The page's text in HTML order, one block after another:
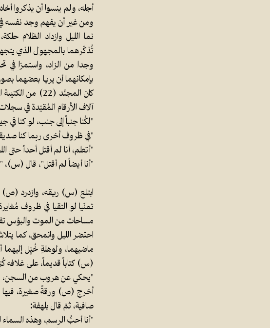
أجله، ولم ينسوا أن يذكروا
ومن غير أن يفهم وجد نفسه
نما الليل وازداد الظلام
تُذكّرهما بالمجهول الذي
وجدا من الزاد، واستمرّا في
كان المجنّد
آلاف الأرقام المُقيّدة في
"لكُنا جنباً إلى جنب، لو كنا
"في ظروف أخرى ربما كنا
"أتعلم، أنا لم أقتل أحداً
"أنا أيضاً لم أقتل"، قال (س)،
ابتلع (س) ريقه، وازدرد (ص)
تمنّيا لو التقيا في ظروف
مساحات من الموت والبؤس
احتضر الليل وانمحق، كما
ماضيهما، ولوهلةٍ خُيِّل
(س) كتاباً قديماً، على
"يحكي عن هروب من السجن،
أخرج (ص) ورقةً صغيرة، فيها
صافية، ثمّ قال بلهفة:
"أنا أحبُّ الرسم، وهذه السماء